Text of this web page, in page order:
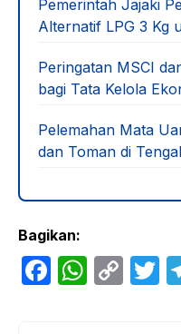
Pemerintah Jajaki
Alternatif LPG 3 Kg
Peringatan MSCI
bagi Tata Kelola
Pelemahan Mata
dan Toman di
Bagikan:
F
W C
T